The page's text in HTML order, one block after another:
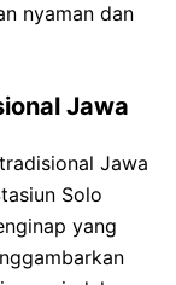
nyaman dan
Jawa
Jawa
Solo
yang